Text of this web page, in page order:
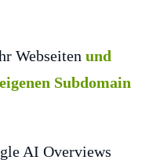
Webseiten und
Subdomain
AI Overviews